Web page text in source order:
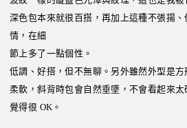
深色包本來就很百搭，再加上這種不張揚
情，在細
節上多了一點個性。
低調、好搭，但不無聊。另外雖然外型是
柔軟，斜背時包會自然垂墜，不會看起來
覺得很 OK。